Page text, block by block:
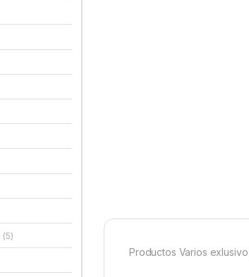
Productos Varios
(5)